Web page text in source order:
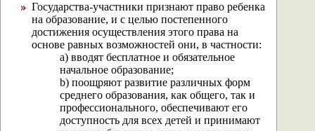
Государства-участники признают право ребенка
на образование, и с целью постепенного
достижения осуществления этого права на
основе равных возможностей они, в частности:
а) вводят бесплатное и обязательное
начальное образование;
b) поощряют развитие различных форм
среднего образования, как общего, так и
профессионального, обеспечивают его
доступность для всех детей и принимают